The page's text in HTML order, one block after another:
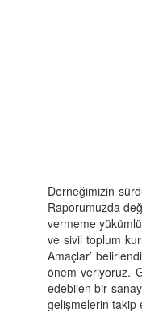
Derneğimizin
Raporumuzda
vermeme
ve sivil toplum
Amaçlar’
önem veriyoruz.
edebilen bir
gelişmelerin takip